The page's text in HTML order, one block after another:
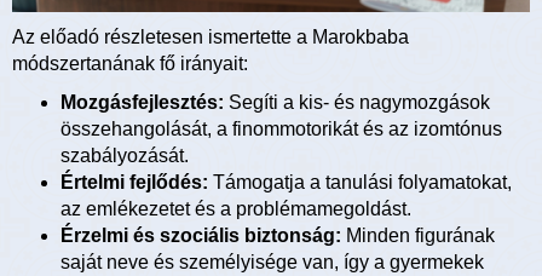
Az előadó részletesen ismertette a Marokbaba
módszertanának fő irányait:
Mozgásfejlesztés: Segíti a kis- és nagymozgások
összehangolását, a finommotorikát és az izomtónus
szabályozását.
Értelmi fejlődés: Támogatja a tanulási folyamatokat,
az emlékezetet és a problémamegoldást.
Érzelmi és szociális biztonság: Minden figurának
saját neve és személyisége van, így a gyermekek